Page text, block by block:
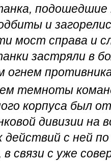
подошедшие
и
мост справа и
застряли в
огнем
темноты
корпуса был
дивизии на
действий с ней
в связи с уже